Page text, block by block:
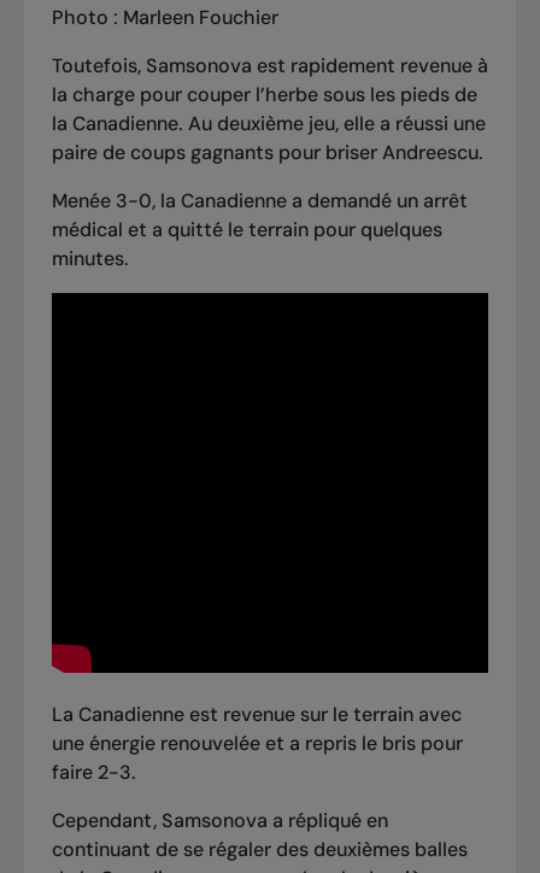
Photo : Marleen Fouchier
Toutefois, Samsonova est rapidement revenue à
la charge pour couper l’herbe sous les pieds de
la Canadienne. Au deuxième jeu, elle a réussi une
paire de coups gagnants pour briser Andreescu.
Menée 3-0, la Canadienne a demandé un arrêt
médical et a quitté le terrain pour quelques
minutes.
La Canadienne est revenue sur le terrain avec
une énergie renouvelée et a repris le bris pour
faire 2-3.
Cependant, Samsonova a répliqué en
continuant de se régaler des deuxièmes balles